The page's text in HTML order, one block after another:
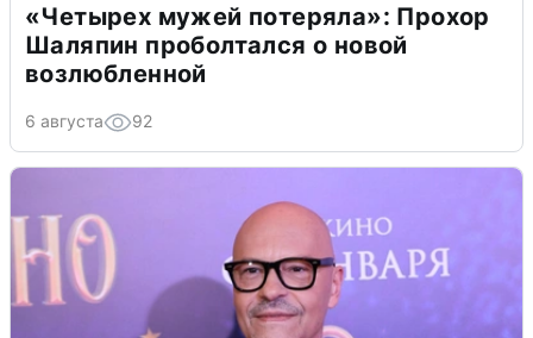
«Четырех мужей потеряла»: Прохор
Шаляпин проболтался о новой
возлюбленной
6 августа 92